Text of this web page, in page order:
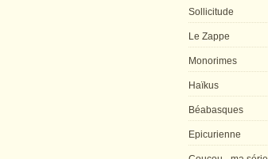
Sollicitude
Le Zappe
Monorimes
Haïkus
Béabasques
Epicurienne